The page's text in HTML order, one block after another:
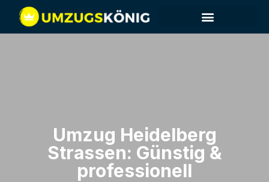
Umzug Heidelberg​
Strassen: Günstig &
professionell​